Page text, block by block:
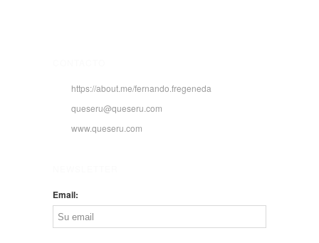
https://about.me/fernando.fregeneda
queseru@queseru.com
www.queseru.com
Email: